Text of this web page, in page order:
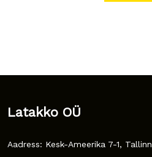
Latakko OÜ
Aadress: Kesk-Ameerika 7-1, Tallinn